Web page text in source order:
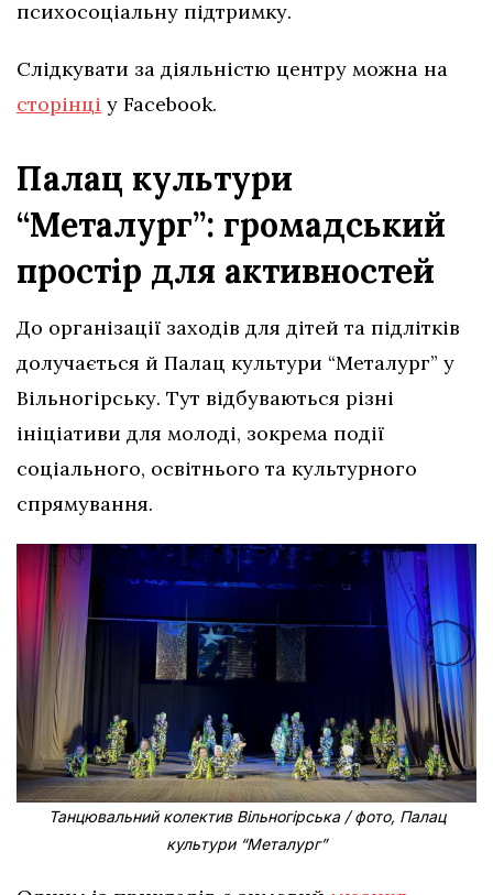
психосоціальну підтримку.
Слідкувати за діяльністю центру можна на
сторінці у Facebook.
Палац культури
“Металург”: громадський
простір для активностей
До організації заходів для дітей та підлітків
долучається й Палац культури “Металург” у
Вільногірську. Тут відбуваються різні
ініціативи для молоді, зокрема події
соціального, освітнього та культурного
спрямування.
Танцювальний колектив Вільногірська / фото, Палац
культури “Металург”